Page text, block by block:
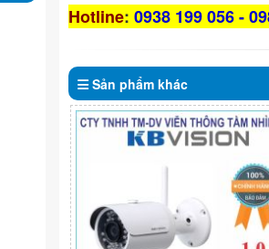
Hotline: 0938 199 056 -
Sản phẩm khác